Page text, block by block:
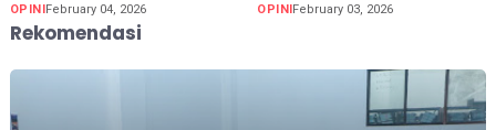
OPINIFebruary 04, 2026 OPINIFebruary 03, 2026
Rekomendasi